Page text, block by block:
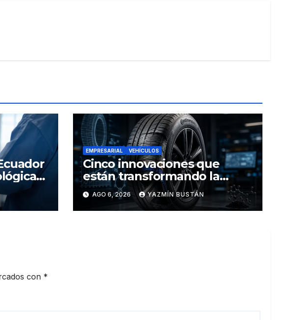
EMPRESARIAL VEHÍCULOS
Cinco innovaciones que
están transformando la
industria de los neumáticos y
redefinen el futuro de la
movilidad
AGO 6, 2026 YAZMÍN BUSTÁN
con *